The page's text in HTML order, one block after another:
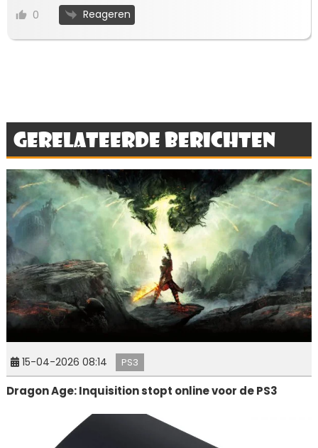
0 Reageren
Gerelateerde berichten
15-04-2026 08:14 PS3
Dragon Age: Inquisition stopt online voor de PS3